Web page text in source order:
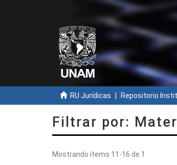
RU Jurídicas Repositorio
Filtrar por:
Mostrando ítems 11-16 de 1